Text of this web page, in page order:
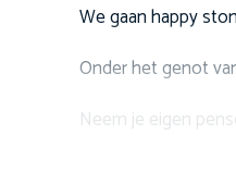
We gaan happy
Onder het genot
Neem je eigen